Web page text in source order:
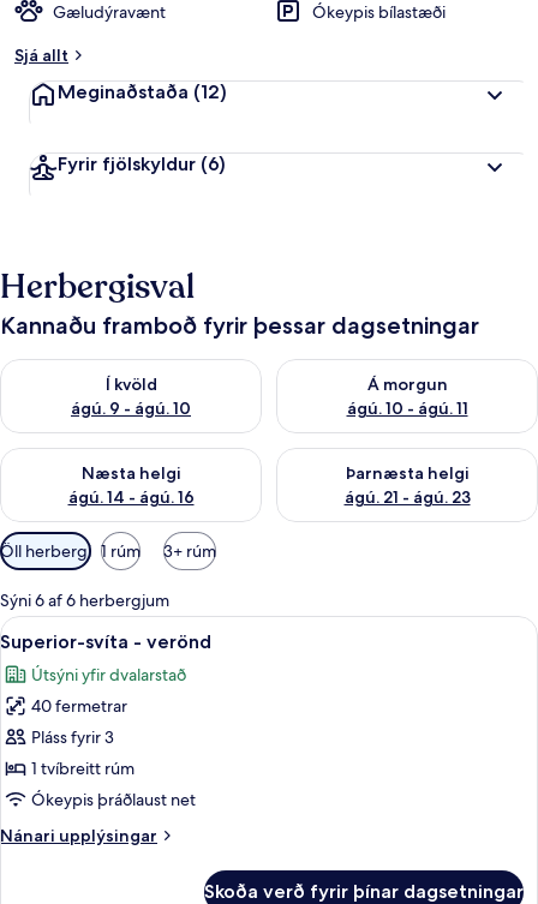
Gæludýravænt
Ókeypis bílastæði
Sjá allt
Meginaðstaða (12)
Fyrir fjölskyldur (6)
Herbergisval
Kannaðu framboð fyrir þessar dagsetningar
Í kvöld
ágú. 9 - ágú. 10
Athuga framboð í kvöld ágú. 9 - ágú. 10
Á morgun
ágú. 10 - ágú. 11
Athuga framboð á morgun
Næsta helgi
ágú. 14 - ágú. 16
Athuga framboð næstu helgi ágú. 14 - ágú. 16
Þarnæsta helgi
ágú. 21 - ágú. 23
Athuga framboð þarnæstu
Síur
í
boði
fyrir
herbergi
Öll herbergi 1 rúm 3+ rúm
Sýni 6 af 6 herbergjum
Skoða
allar
myndir
fyrir
Superior-
svíta
-
Superior-svíta - verönd | Rúmföt af
6
Superior-svíta - verönd
Útsýni yfir dvalarstað
40 fermetrar
Pláss fyrir 3
1 tvíbreitt rúm
Ókeypis þráðlaust net
Nánari upplýsingar
Nánari
Skoða verð fyrir þínar dagsetningar